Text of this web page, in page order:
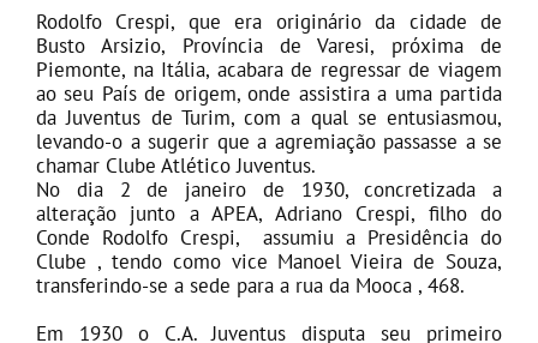
Rodolfo Crespi, que era originário da cidade de
Busto Arsizio, Província de Varesi, próxima de
Piemonte, na Itália, acabara de regressar de viagem
ao seu País de origem, onde assistira a uma partida
da Juventus de Turim, com a qual se entusiasmou,
levando-o a sugerir que a agremiação passasse a se
chamar Clube Atlético Juventus.
No dia 2 de janeiro de 1930, concretizada a
alteração junto a APEA, Adriano Crespi, filho do
Conde Rodolfo Crespi, assumiu a Presidência do
Clube , tendo como vice Manoel Vieira de Souza,
transferindo-se a sede para a rua da Mooca , 468.
Em 1930 o C.A. Juventus disputa seu primeiro